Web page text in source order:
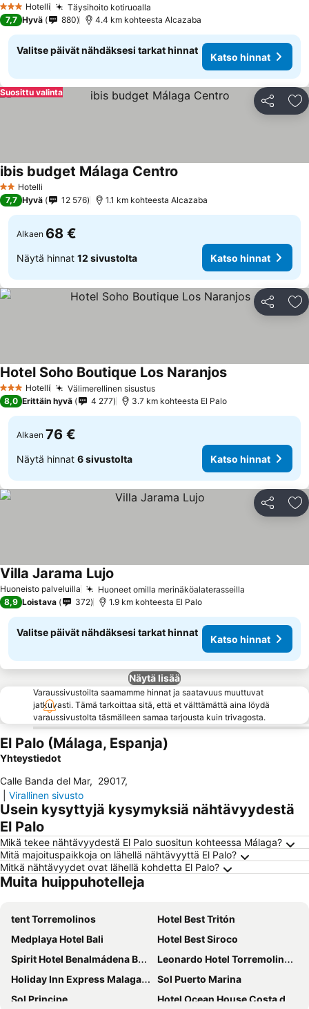
3 Tähtiluokitus
Hotelli Täysihoito kotiruoalla
7,7 Hyvä 880 4.4 km kohteesta Alcazaba
Valitse päivät nähdäksesi tarkat hinnat
Katso hinnat
Jaa
Suosittu valinta
2 Tähtiluokitus
Hotelli
ibis budget Málaga Centro
7,7 Hyvä 12 576 1.1 km kohteesta Alcazaba
Alkaen 68 €
Näytä hinnat 12 sivustolta Katso hinnat
Jaa
3 Tähtiluokitus
Hotelli Välimerellinen sisustus
Hotel Soho Boutique Los Naranjos
8,0 Erittäin hyvä 4 277 3.7 km kohteesta El Palo
Alkaen 76 €
Näytä hinnat 6 sivustolta Katso hinnat
Jaa
Huoneisto palveluilla Huoneet omilla merinäköalaterasseilla
Villa Jarama Lujo
8,9 Loistava 372 1.9 km kohteesta El Palo
Valitse päivät nähdäksesi tarkat hinnat
Katso hinnat
Näytä lisää
Varaussivustoilta saamamme hinnat ja saatavuus muuttuvat
jatkuvasti. Tämä tarkoittaa sitä, että et välttämättä aina löydä
varaussivustolta täsmälleen samaa tarjousta kuin trivagosta.
El Palo (Málaga, Espanja)
Yhteystiedot
Calle Banda del Mar, 29017,
Virallinen sivusto
Usein kysyttyjä kysymyksiä nähtävyydestä
El Palo
Mikä tekee nähtävyydestä El Palo suositun kohteessa Málaga?
Mitä majoituspaikkoja on lähellä nähtävyyttä El Palo?
Mitkä nähtävyydet ovat lähellä kohdetta El Palo?
Muita huippuhotelleja
tent Torremolinos
Hotel Best Tritón
Medplaya Hotel Bali
Hotel Best Siroco
Spirit Hotel Benalmádena Beach
Leonardo Hotel Torremolinos Costa del Sol
Holiday Inn Express Malaga Airport
Sol Puerto Marina
Sol Principe
Hotel Ocean House Costa del Sol